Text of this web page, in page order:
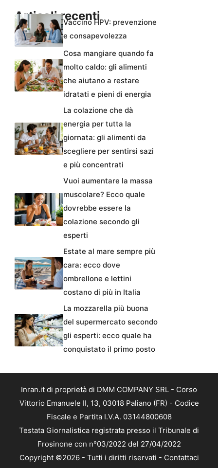
Articoli recentiVaccino HPV: prevenzione
e consapevolezza
Cosa mangiare quando fa
molto caldo: gli alimenti
che aiutano a restare
idratati e pieni di energia
La colazione che dà
energia per tutta la
giornata: gli alimenti da
scegliere per sentirsi sazi
e più concentrati
Vuoi aumentare la massa
muscolare? Ecco quale
dovrebbe essere la
colazione secondo gli
esperti
Estate al mare sempre più
cara: ecco dove
ombrellone e lettini
costano di più in Italia
La mozzarella più buona
del supermercato secondo
gli esperti: ecco quale ha
conquistato il primo posto
Inran.it di proprietà di DMM COMPANY SRL - Corso
Vittorio Emanuele II, 13, 03018 Paliano (FR) - Codice
Fiscale e Partita I.V.A. 03144800608
Testata Giornalistica registrata presso il Tribunale di
Frosinone con n°03/2022 del 27/04/2022
Copyright ©2026 - Tutti i diritti riservati - Contattaci